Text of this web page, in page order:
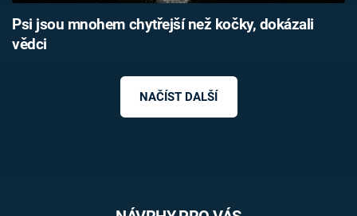
Psi jsou mnohem chytřejší než kočky, dokázali
vědci
NAČÍST DALŠÍ